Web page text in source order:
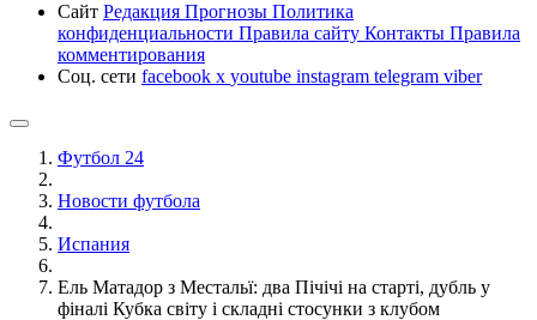
Сайт Редакция Прогнозы Политика
конфиденциальности Правила сайту Контакты Правила
комментирования
Соц. сети facebook x youtube instagram telegram viber
Футбол 24
Новости футбола
Испания
Ель Матадор з Местальї: два Пічічі на старті, дубль у
фіналі Кубка світу і складні стосунки з клубом